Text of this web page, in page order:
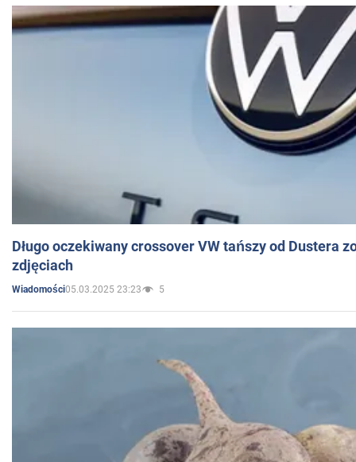
Długo oczekiwany crossover VW tańszy od Dustera
zdjęciach
Wiadomości05.03.2025 23:23 5